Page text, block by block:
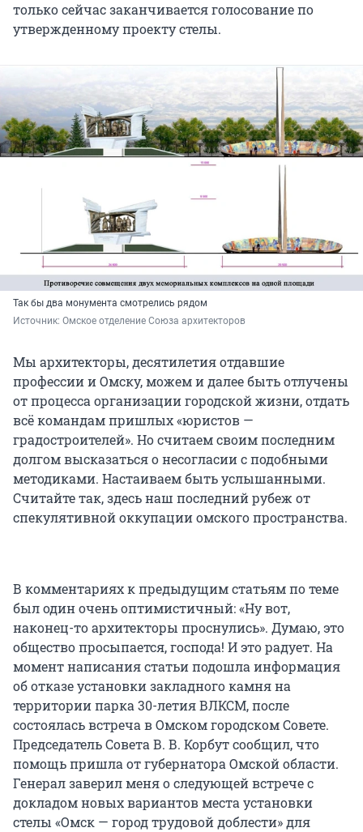
только сейчас заканчивается голосование по
утвержденному проекту стелы.
Так бы два монумента смотрелись рядом
Источник: Омское отделение Союза архитекторов
Мы архитекторы, десятилетия отдавшие
профессии и Омску, можем и далее быть отлучены
от процесса организации городской жизни, отдать
всё командам пришлых «юристов —
градостроителей». Но считаем своим последним
долгом высказаться о несогласии с подобными
методиками. Настаиваем быть услышанными.
Считайте так, здесь наш последний рубеж от
спекулятивной оккупации омского пространства.
В комментариях к предыдущим статьям по теме
был один очень оптимистичный: «Ну вот,
наконец-то архитекторы проснулись». Думаю, это
общество просыпается, господа! И это радует. На
момент написания статьи подошла информация
об отказе установки закладного камня на
территории парка 30-летия ВЛКСМ, после
состоялась встреча в Омском городском Совете.
Председатель Совета В. В. Корбут сообщил, что
помощь пришла от губернатора Омской области.
Генерал заверил меня о следующей встрече с
докладом новых вариантов места установки
стелы «Омск — город трудовой доблести» для